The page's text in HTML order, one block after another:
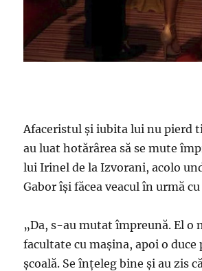
Afaceristul şi iubita lui nu pierd
au luat hotărârea să se mute
lui Irinel de la Izvorani, acolo
Gabor își făcea veacul în urmă
„Da, s-au mutat împreună. El o
facultate cu mașina, apoi o duce
școală. Se înțeleg bine și au zis